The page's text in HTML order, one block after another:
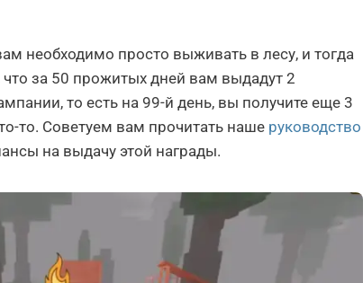
необходимо просто выживать в лесу, и тогда
за 50 прожитых дней вам выдадут 2
то есть на 99-й день, вы получите еще 3
то. Советуем вам прочитать наше руководство
на выдачу этой награды.